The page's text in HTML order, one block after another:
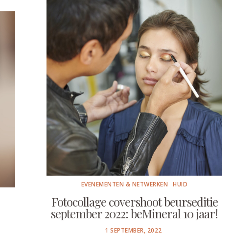
EVENEMENTEN & NETWERKEN HUID
Fotocollage covershoot beurseditie
september 2022: beMineral 10 jaar!
POSTED
1 SEPTEMBER, 2022